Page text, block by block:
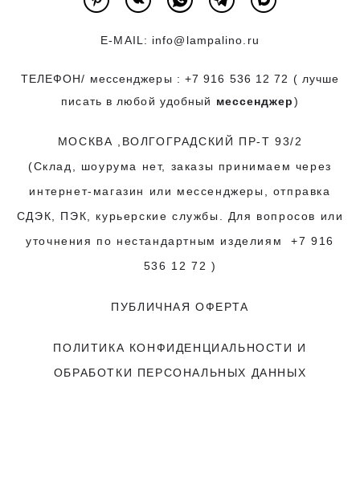
E-MAIL: info@lampalino.ru
ТЕЛЕФОН/ мессенджеры : +7 916 536 12 72 ( лучше
писать в любой удобный мессенджер)
МОСКВА ,ВОЛГОГРАДСКИЙ ПР-Т 93/2
(Склад, шоурума нет, заказы принимаем через
интернет-магазин или мессенджеры, отправка
СДЭК, ПЭК, курьерские службы. Для вопросов или
уточнения по нестандартным изделиям
+7 916
536 12 72 )
ПУБЛИЧНАЯ ОФЕРТА
ПОЛИТИКА КОНФИДЕНЦИАЛЬНОСТИ И
ОБРАБОТКИ ПЕРСОНАЛЬНЫХ ДАННЫХ